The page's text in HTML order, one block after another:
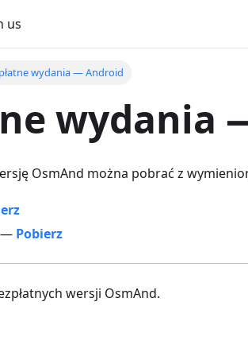
us
wydania — Android
wydania
OsmAnd można pobrać z
— Pobierz
wersji OsmAnd.